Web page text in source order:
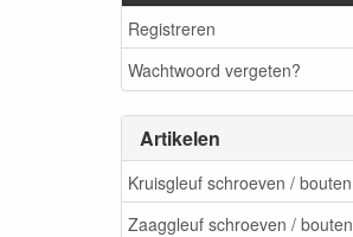
Registreren
Wachtwoord vergeten?
Artikelen
Kruisgleuf schroeven / bouten
Zaaggleuf schroeven / bouten